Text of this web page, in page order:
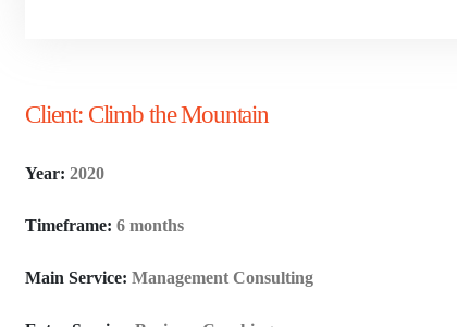
Client: Climb the Mountain
Year: 2020
Timeframe: 6 months
Main Service: Management Consulting